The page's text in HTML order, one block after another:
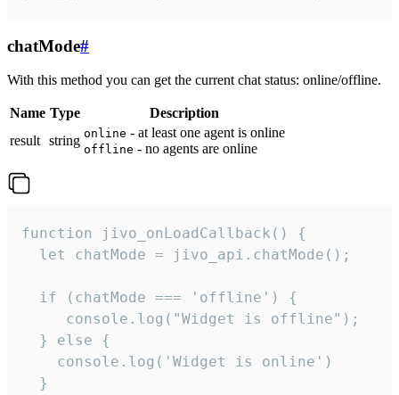
chatMode#
With this method you can get the current chat status: online/offline.
Name Type
Description
result string online - at least one agent is online
offline - no agents are online
function jivo_onLoadCallback() {
  let chatMode = jivo_api.chatMode();
  if (chatMode === 'offline') {
     console.log("Widget is offline");
  } else {
    console.log('Widget is online')
  }